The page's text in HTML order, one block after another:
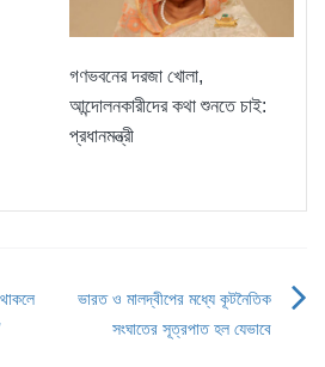
গণভবনের দরজা খোলা,
আন্দোলনকারীদের কথা শুনতে চাই:
প্রধানমন্ত্রী
ভারত ও মালদ্বীপের মধ্যে কূটনৈতিক
সংঘাতের সূত্রপাত হল যেভাবে